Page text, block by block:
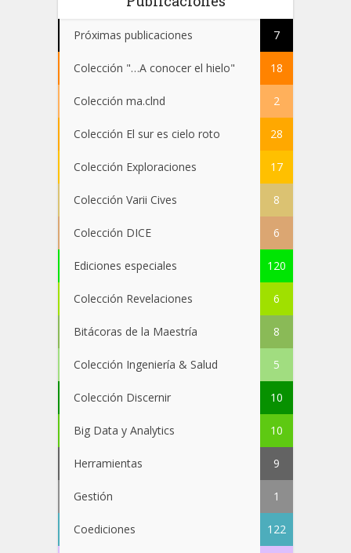
Próximas publicaciones 7
Colección "…A conocer el hielo" 18
Colección ma.clnd 2
Colección El sur es cielo roto 28
Colección Exploraciones 17
Colección Varii Cives 8
Colección DICE 6
Ediciones especiales 120
Colección Revelaciones 6
Bitácoras de la Maestría 8
Colección Ingeniería & Salud 5
Colección Discernir 10
Big Data y Analytics 10
Herramientas 9
Gestión 1
Coediciones 122